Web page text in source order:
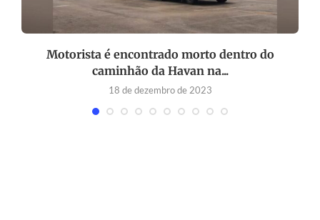
Motorista é encontrado morto dentro do
caminhão da Havan na...
18 de dezembro de 2023